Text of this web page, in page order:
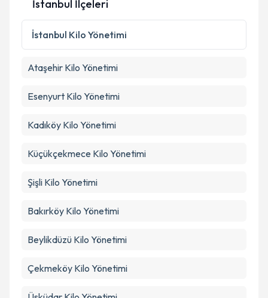
Metni'ni okudum ve kişisel verilerimin belirtilen
kapsamda işlenmesini kabul ediyorum.
İstanbul İlçeleri
İstanbul Kilo Yönetimi
Ataşehir Kilo Yönetimi
Esenyurt Kilo Yönetimi
Kadıköy Kilo Yönetimi
Küçükçekmece Kilo Yönetimi
Şişli Kilo Yönetimi
Bakırköy Kilo Yönetimi
Beylikdüzü Kilo Yönetimi
Çekmeköy Kilo Yönetimi